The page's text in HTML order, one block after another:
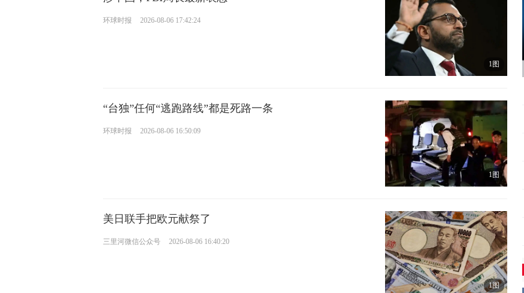
环球时报 2026-08-06 17:42:24
1图
“台独”任何“逃跑路线”都是死路一条
环球时报 2026-08-06 16:50:09
1图
美日联手把欧元献祭了
三里河微信公众号 2026-08-06 16:40:20
1图